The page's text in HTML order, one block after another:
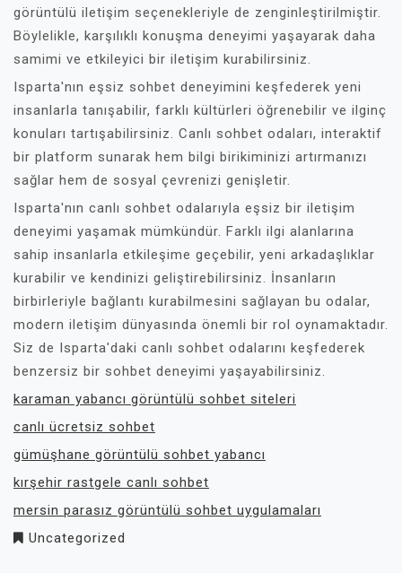
görüntülü iletişim seçenekleriyle de zenginleştirilmiştir.
Böylelikle, karşılıklı konuşma deneyimi yaşayarak daha
samimi ve etkileyici bir iletişim kurabilirsiniz.
Isparta'nın eşsiz sohbet deneyimini keşfederek yeni
insanlarla tanışabilir, farklı kültürleri öğrenebilir ve ilginç
konuları tartışabilirsiniz. Canlı sohbet odaları, interaktif
bir platform sunarak hem bilgi birikiminizi artırmanızı
sağlar hem de sosyal çevrenizi genişletir.
Isparta'nın canlı sohbet odalarıyla eşsiz bir iletişim
deneyimi yaşamak mümkündür. Farklı ilgi alanlarına
sahip insanlarla etkileşime geçebilir, yeni arkadaşlıklar
kurabilir ve kendinizi geliştirebilirsiniz. İnsanların
birbirleriyle bağlantı kurabilmesini sağlayan bu odalar,
modern iletişim dünyasında önemli bir rol oynamaktadır.
Siz de Isparta'daki canlı sohbet odalarını keşfederek
benzersiz bir sohbet deneyimi yaşayabilirsiniz.
karaman yabancı görüntülü sohbet siteleri
canlı ücretsiz sohbet
gümüşhane görüntülü sohbet yabancı
kırşehir rastgele canlı sohbet
mersin parasız görüntülü sohbet uygulamaları
Uncategorized